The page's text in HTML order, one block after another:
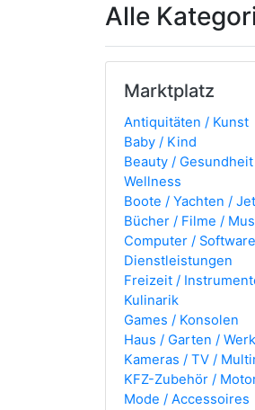
Alle
Marktplatz
Antiquitäten / Kunst
Baby / Kind
Beauty /
Wellness
Boote / Yachten /
Bücher / Filme /
Computer / Software
Dienstleistungen
Freizeit /
Kulinarik
Games / Konsolen
Haus / Garten /
Kameras / TV /
KFZ-Zubehör /
Mode / Accessoires